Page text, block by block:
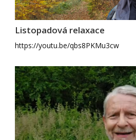
Listopadová relaxace
https://youtu.be/qbs8PKMu3cw